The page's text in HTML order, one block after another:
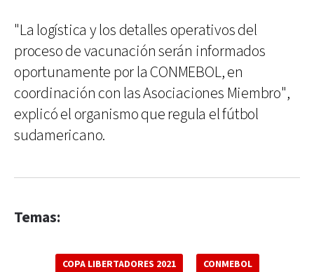
"La logística y los detalles operativos del
proceso de vacunación serán informados
oportunamente por la CONMEBOL, en
coordinación con las Asociaciones Miembro",
explicó el organismo que regula el fútbol
sudamericano.
Temas:
COPA LIBERTADORES 2021 CONMEBOL